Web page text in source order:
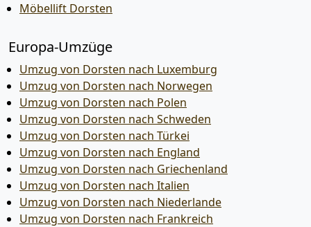
Möbellift Dorsten
Europa-Umzüge
Umzug von Dorsten nach Luxemburg
Umzug von Dorsten nach Norwegen
Umzug von Dorsten nach Polen
Umzug von Dorsten nach Schweden
Umzug von Dorsten nach Türkei
Umzug von Dorsten nach England
Umzug von Dorsten nach Griechenland
Umzug von Dorsten nach Italien
Umzug von Dorsten nach Niederlande
Umzug von Dorsten nach Frankreich